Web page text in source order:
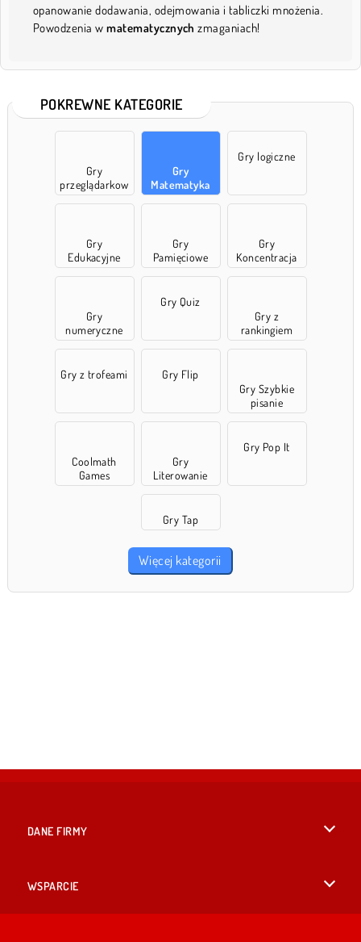
opanowanie dodawania, odejmowania i tabliczki mnożenia.
Powodzenia wmatematycznych zmaganiach!
POKREWNE KATEGORIE
Gry
przeglądarkow
e
Gry
Matematyka
Gry logiczne
Gry
Edukacyjne
Gry
Pamięciowe
Gry
Koncentracja
Gry
numeryczne
Gry Quiz
Gry z
rankingiem
Gry z trofeami
Gry Flip
Gry Szybkie
pisanie
Coolmath
Games
Gry
Literowanie
Gry Pop It
Gry Tap
Więcej kategorii
DANE FIRMY
WSPARCIE